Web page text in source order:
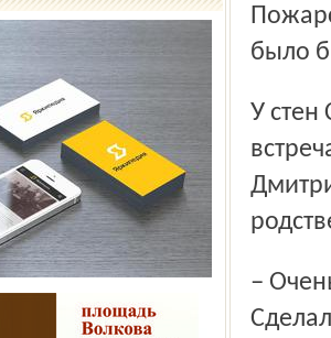
было
У стен Спасо-Преображенского монастыря колонну
– Очень рады, что присутствуем при таком событии.